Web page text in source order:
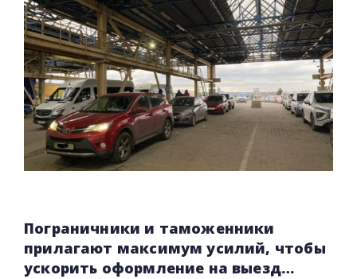
Пограничники и таможенники
прилагают максимум усилий, чтобы
ускорить оформление на выезд…